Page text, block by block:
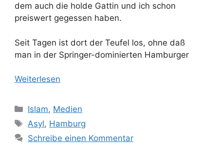
dem auch die holde Gattin und ich schon
preiswert gegessen haben.
Seit Tagen ist dort der Teufel los, ohne daß
man in der Springer-dominierten Hamburger
Weiterlesen
Kategorien
Islam, Medien
Schlagwörter
Asyl, Hamburg
Schreibe einen Kommentar